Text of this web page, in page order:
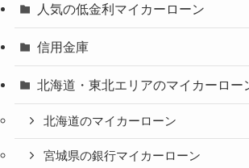
人気の低金利マイカーローン
信用金庫
北海道・東北エリアのマイカーロー
北海道のマイカーローン
宮城県の銀行マイカーローン